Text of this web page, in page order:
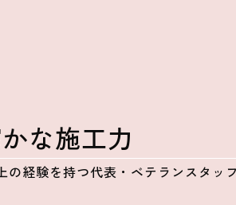
な施工力
の経験を持つ代表・ベテランスタッ